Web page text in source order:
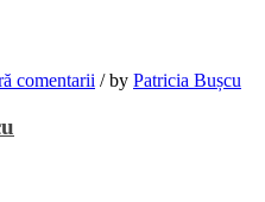
comentarii /by Patricia Bușcu